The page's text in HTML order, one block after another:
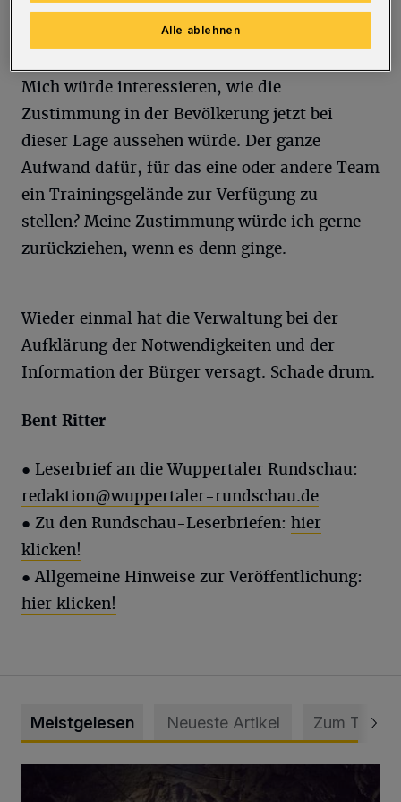
– für unsere Verwaltung – nachträglich
heraus, dass diese nicht geeignet ist.
Mich würde interessieren, wie die
Zustimmung in der Bevölkerung jetzt bei
dieser Lage aussehen würde. Der ganze
Aufwand dafür, für das eine oder andere Team
ein Trainingsgelände zur Verfügung zu
stellen? Meine Zustimmung würde ich gerne
zurückziehen, wenn es denn ginge.
Wieder einmal hat die Verwaltung bei der
Aufklärung der Notwendigkeiten und der
Information der Bürger versagt. Schade drum.
Bent Ritter
● Leserbrief an die Wuppertaler Rundschau:
redaktion@wuppertaler-rundschau.de
● Zu den Rundschau-Leserbriefen: hier
klicken!
● Allgemeine Hinweise zur Veröffentlichung:
hier klicken!
Meistgelesen Neueste Artikel Zum Thema
Alle ablehnen